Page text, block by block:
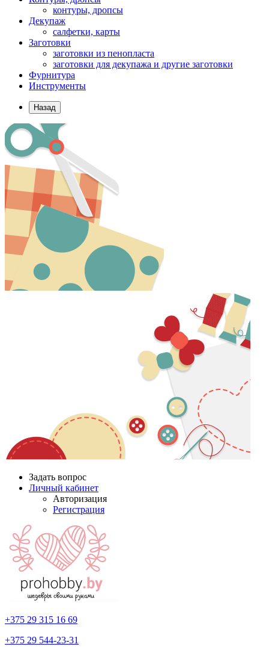
контуры, дропсы
Декупаж
салфетки, карты
Заготовки
заготовки из пенопласта
заготовки для декупажа и другие заготовки
Фурнитура
Инструменты
Назад
Задать вопрос
Личный кабинет
Авторизация
Регистрация
+375 29 315 16 69
+375 29 544-23-31